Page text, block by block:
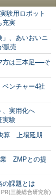
験用ロボット
充実
」、あいおいニ
販売
方は三本足──そ
ベンチャー4社
、実用化へ
実験
算 上場延期
業 ZMPとの提
の課題とは
PR(三菱総合研究所)